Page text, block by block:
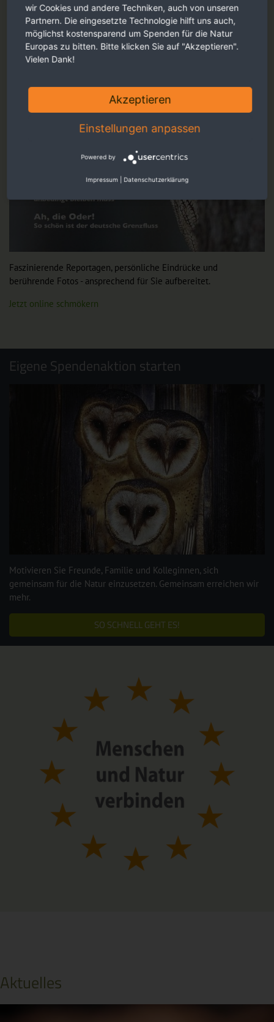
Faszinierende Reportagen, persönliche Eindrücke und
berührende Fotos - ansprechend für Sie aufbereitet.
Jetzt online schmökern
Eigene Spendenaktion starten
Motivieren Sie Freunde, Familie und Kolleginnen, sich
gemeinsam für die Natur einzusetzen. Gemeinsam erreichen wir
mehr.
SO SCHNELL GEHT ES!
Aktuelles
wir Cookies und andere Techniken, auch von unseren
Partnern. Die eingesetzte Technologie hilft uns auch,
möglichst kostensparend um Spenden für die Natur
Europas zu bitten. Bitte klicken Sie auf "Akzeptieren".
Vielen Dank!
Akzeptieren
Einstellungen anpassen
Powered by
Impressum Datenschutzerklärung